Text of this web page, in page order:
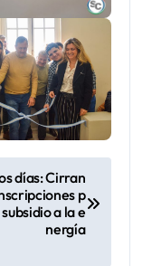
días: Cirran
p
a la e
nergía